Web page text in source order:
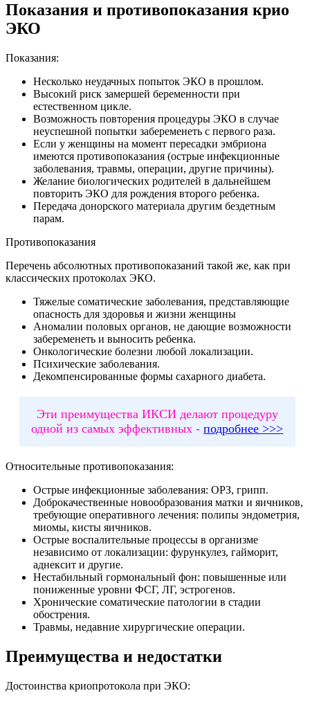
Показания и противопоказания крио
ЭКО
Показания:
Несколько неудачных попыток ЭКО в прошлом.
Высокий риск замершей беременности при
естественном цикле.
Возможность повторения процедуры ЭКО в случае
неуспешной попытки забеременеть с первого раза.
Если у женщины на момент пересадки эмбриона
имеются противопоказания (острые инфекционные
заболевания, травмы, операции, другие причины).
Желание биологических родителей в дальнейшем
повторить ЭКО для рождения второго ребенка.
Передача донорского материала другим бездетным
парам.
Противопоказания
Перечень абсолютных противопоказаний такой же, как при
классических протоколах ЭКО.
Тяжелые соматические заболевания, представляющие
опасность для здоровья и жизни женщины
Аномалии половых органов, не дающие возможности
забеременеть и выносить ребенка.
Онкологические болезни любой локализации.
Психические заболевания.
Декомпенсированные формы сахарного диабета.
Эти преимущества ИКСИ делают процедуру
одной из самых эффективных -подробнее >>>
Относительные противопоказания:
Острые инфекционные заболевания: ОРЗ, грипп.
Доброкачественные новообразования матки и яичников,
требующие оперативного лечения: полипы эндометрия,
миомы, кисты яичников.
Острые воспалительные процессы в организме
независимо от локализации: фурункулез, гайморит,
аднексит и другие.
Нестабильный гормональный фон: повышенные или
пониженные уровни ФСГ, ЛГ, эстрогенов.
Хронические соматические патологии в стадии
обострения.
Травмы, недавние хирургические операции.
Преимущества и недостатки
Достоинства криопротокола при ЭКО: